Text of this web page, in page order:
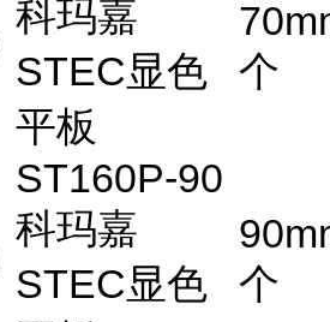
科玛嘉
STEC显色
平板
个
ST160P-90
科玛嘉
STEC显色
个